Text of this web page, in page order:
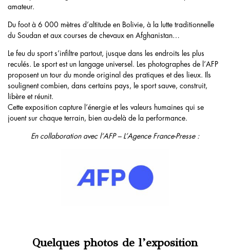
amateur.
Du foot à 6 000 mètres d’altitude en Bolivie, à la lutte traditionnelle
du Soudan et aux courses de chevaux en Afghanistan…
Le feu du sport s’infiltre partout, jusque dans les endroits les plus
reculés. Le sport est un langage universel. Les photographes de l’AFP
proposent un tour du monde original des pratiques et des lieux. Ils
soulignent combien, dans certains pays, le sport sauve, construit,
libère et réunit.
Cette exposition capture l’énergie et les valeurs humaines qui se
jouent sur chaque terrain, bien au-delà de la performance.
En collaboration avec l’AFP – L’Agence France-Presse :
Quelques photos de l’exposition